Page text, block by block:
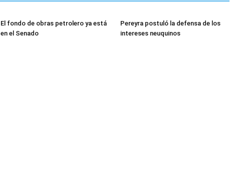
El fondo de obras petrolero ya está
en el Senado
Pereyra postuló la defensa de los
intereses neuquinos